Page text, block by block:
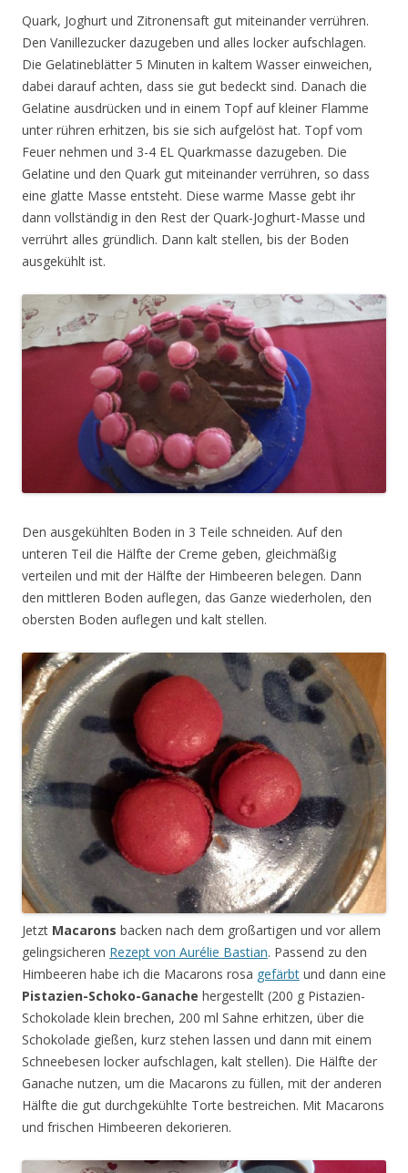
Quark, Joghurt und Zitronensaft gut miteinander verrühren.
Den Vanillezucker dazugeben und alles locker aufschlagen.
Die Gelatineblätter 5 Minuten in kaltem Wasser einweichen,
dabei darauf achten, dass sie gut bedeckt sind. Danach die
Gelatine ausdrücken und in einem Topf auf kleiner Flamme
unter rühren erhitzen, bis sie sich aufgelöst hat. Topf vom
Feuer nehmen und 3-4 EL Quarkmasse dazugeben. Die
Gelatine und den Quark gut miteinander verrühren, so dass
eine glatte Masse entsteht. Diese warme Masse gebt ihr
dann vollständig in den Rest der Quark-Joghurt-Masse und
verrührt alles gründlich. Dann kalt stellen, bis der Boden
ausgekühlt ist.
Den ausgekühlten Boden in 3 Teile schneiden. Auf den
unteren Teil die Hälfte der Creme geben, gleichmäßig
verteilen und mit der Hälfte der Himbeeren belegen. Dann
den mittleren Boden auflegen, das Ganze wiederholen, den
obersten Boden auflegen und kalt stellen.
Jetzt Macarons backen nach dem großartigen und vor allem
gelingsicheren Rezept von Aurélie Bastian. Passend zu den
Himbeeren habe ich die Macarons rosa gefärbt und dann eine
Pistazien-Schoko-Ganache hergestellt (200 g Pistazien-
Schokolade klein brechen, 200 ml Sahne erhitzen, über die
Schokolade gießen, kurz stehen lassen und dann mit einem
Schneebesen locker aufschlagen, kalt stellen). Die Hälfte der
Ganache nutzen, um die Macarons zu füllen, mit der anderen
Hälfte die gut durchgekühlte Torte bestreichen. Mit Macarons
und frischen Himbeeren dekorieren.